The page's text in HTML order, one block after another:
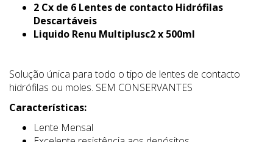
2 Cx de 6 Lentes de contacto Hidrófilas
Descartáveis
Liquido Renu Multiplusc2 x 500ml
Solução única para todo o tipo de lentes de contacto
hidrófilas ou moles. SEM CONSERVANTES
Características:
Lente Mensal